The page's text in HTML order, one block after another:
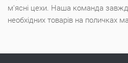
м'ясні цехи. Наша команда
необхідних товарів на поличках